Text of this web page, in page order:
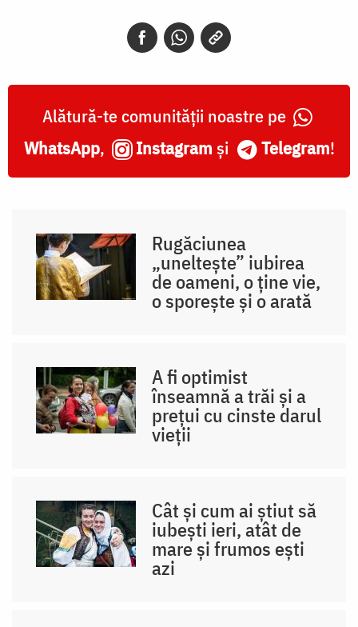
Alătură-te comunității noastre pe
WhatsApp, Instagram și Telegram!
Rugăciunea
„uneltește” iubirea
de oameni, o ține vie,
o sporește și o arată
A fi optimist
înseamnă a trăi și a
prețui cu cinste darul
vieții
Cât și cum ai știut să
iubești ieri, atât de
mare și frumos ești
azi